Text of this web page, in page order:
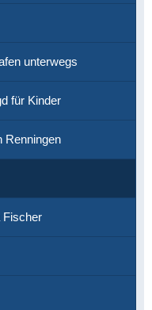
unterwegs
für Kinder
Renningen
Fischer